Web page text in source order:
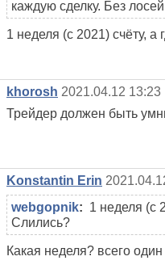
каждую сделку. Без
1 неделя (с 2021) счёту,
khorosh 2021.04.12 13:23
Трейдер должен быть
Konstantin Erin
webgopnik: 1 неделя (с
Слились?
Какая неделя? всего